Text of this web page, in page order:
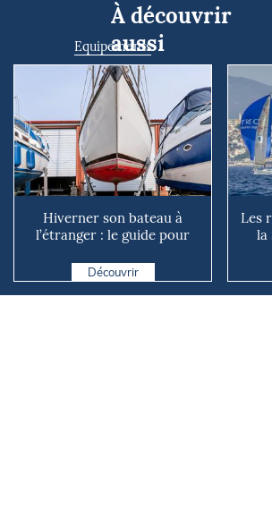
À découvrir
aussi
Equipements
Hiverner son bateau à
l’étranger : le guide pour
Découvrir
Les
la